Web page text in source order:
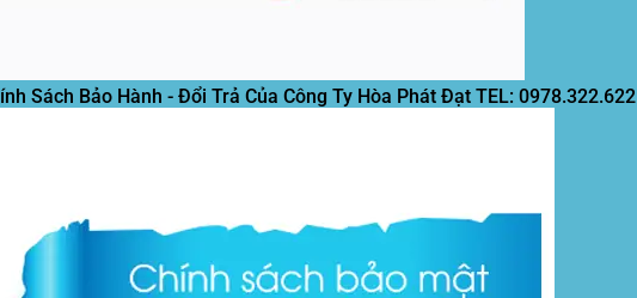
Sách Bảo Hành - Đổi Trả Của Công Ty Hòa Phát Đạt TEL: 0978.322.622